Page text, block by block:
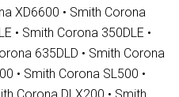
XD6600 • Smith Corona
• Smith Corona 350DLE •
635DLD • Smith Corona
• Smith Corona SL500 •